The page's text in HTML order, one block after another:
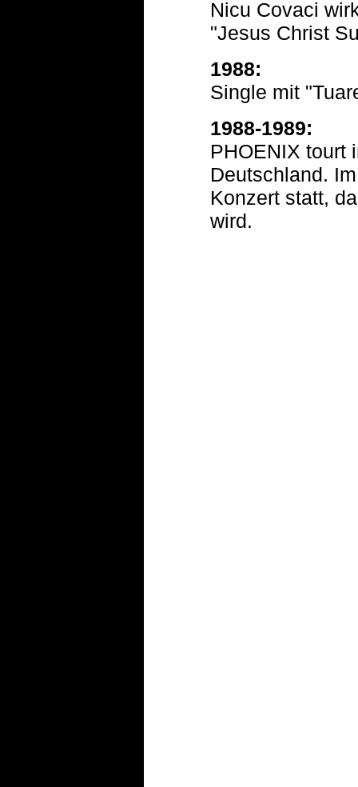
Nicu Covaci
"Jesus Christ
1988:
Single mit
1988-1989:
PHOENIX tourt
Deutschland.
Konzert statt,
wird.